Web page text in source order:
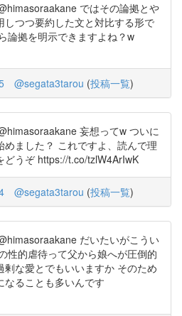
ではその論拠とや
しつつ要約した文と対比する形で
論拠を明示できますよね？w
@segata3tarou (投稿一覧)
妄想ってw ついに
ました？ これですよ、読んで理
どうぞ https://t.co/tzlW4ArIwK
@segata3tarou (投稿一覧)
だいたいがこうい
性的虐待って父から娘へが圧倒的
な愛とでもいいますか そのため
ることも多いんです